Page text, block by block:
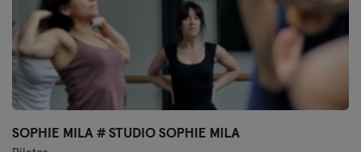
SOPHIE MILA # STUDIO SOPHIE MILA